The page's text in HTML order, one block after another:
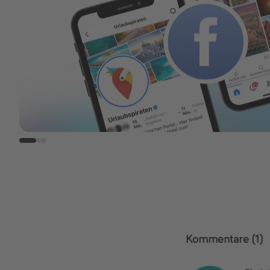
Kommentare (1)